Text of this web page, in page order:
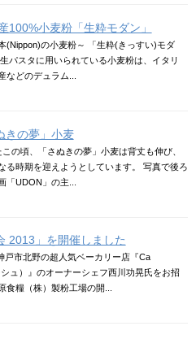
100%小麦粉「生粋モダン」
(Nippon)の小麦粉～ 「生粋(きっすい)モダ
パスタに用いられている小麦粉は、イタリ
などのデュラム...
きの夢」小麦
の頃、「さぬきの夢」小麦は背丈も伸び、
る時期を迎えようとしています。 写真で後ろ
「UDON」の主...
2013」を開催しました
戸市北野の超人気ベーカリー店『Ca
ュ）』のオーナーシェフ西川功晃氏をお招
食糧（株）製粉工場の開...